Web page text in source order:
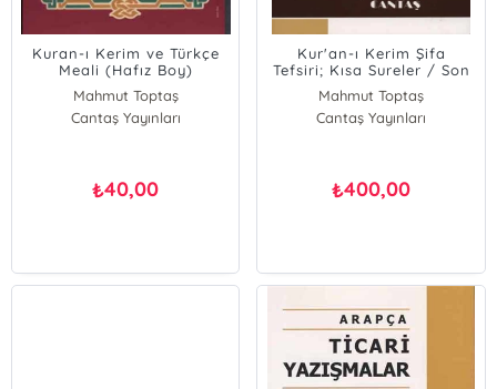
Kuran-ı Kerim ve Türkçe
Meali (Hafız Boy)
Mahmut Toptaş
Cantaş Yayınları
₺40,00
Kur'an-ı Kerim Şifa
Tefsiri; Kısa Sureler / Son
Mahmut Toptaş
Cantaş Yayınları
₺400,00